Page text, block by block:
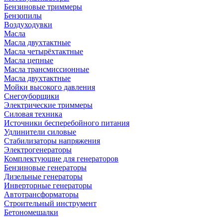
Бензиновые триммеры
Бензопилы
Воздуходувки
Масла
Масла двухтактные
Масла четырёхтактные
Масла цепные
Масла трансмиссионные
Масла двухтактные
Мойки высокого давления
Снегоуборщики
Электрические триммеры
Силовая техника
Источники бесперебойного питания
Удлинители силовые
Стабилизаторы напряжения
Электрогенераторы
Комплектующие для генераторов
Бензиновые генераторы
Дизельные генераторы
Инверторные генераторы
Автотрансформаторы
Строительный инструмент
Бетономешалки